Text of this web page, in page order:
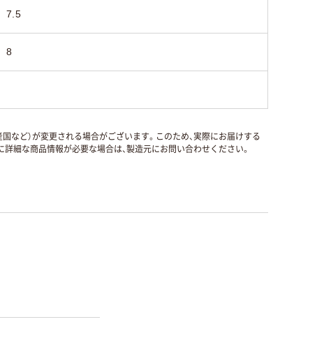
7.5
8
など）が変更される場合がございます。このため、実際にお届けする
細な商品情報が必要な場合は、製造元にお問い合わせください。